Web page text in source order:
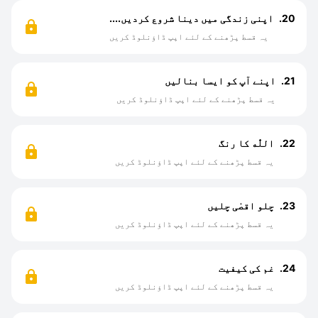
20. اپنی زندگی میں دینا شروع کردیں....
یہ قسط پڑھنے کے لئے اپپ ڈاؤنلوڈ کریں
21. اپنے آپ کو ایسا بنالیں
یہ قسط پڑھنے کے لئے اپپ ڈاؤنلوڈ کریں
22. اللّٰه کا رنگ
یہ قسط پڑھنے کے لئے اپپ ڈاؤنلوڈ کریں
23. چلو اقصٰی چلیں
یہ قسط پڑھنے کے لئے اپپ ڈاؤنلوڈ کریں
24. غم کی کیفیت
یہ قسط پڑھنے کے لئے اپپ ڈاؤنلوڈ کریں